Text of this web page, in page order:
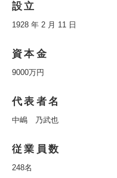
設立
1928 年 2 月 11 日
資本金
9000万円
代表者名
中嶋 乃武也
従業員数
248名